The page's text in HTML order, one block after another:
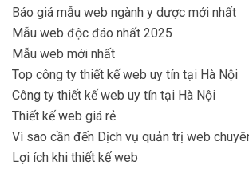
Báo giá mẫu web ngành y dược mới nhất
Mẫu web độc đáo nhất 2025
Mẫu web mới nhất
Top công ty thiết kế web uy tín tại Hà Nội
Công ty thiết kế web uy tín tại Hà Nội
Thiết kế web giá rẻ
Vì sao cần đến Dịch vụ quản trị web
Lợi ích khi thiết kế web